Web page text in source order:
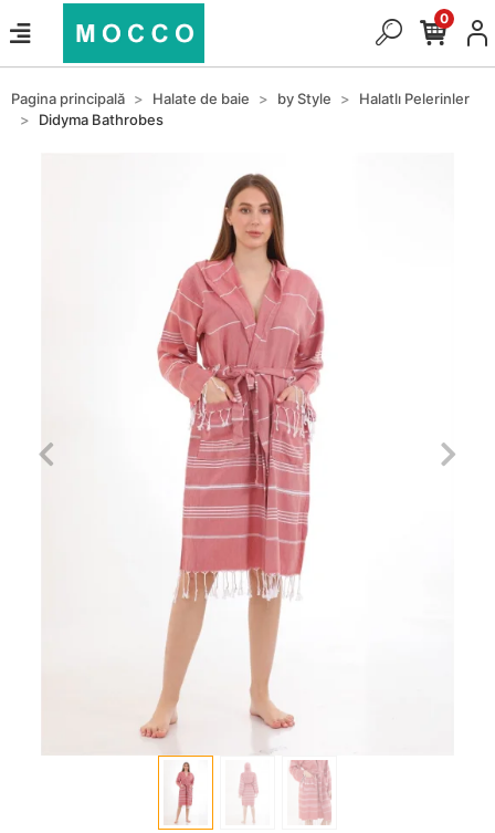
0
Pagina principală Halate de baie by Style
Halatlı Pelerinler
Didyma Bathrobes